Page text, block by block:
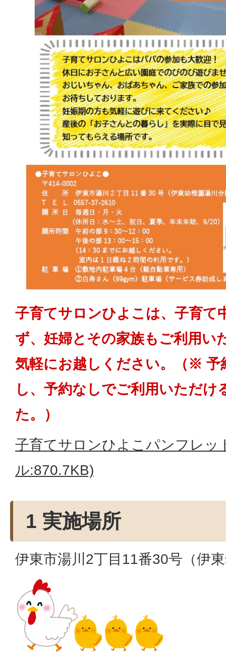
子育てサロンひよこは、子育て
ず、妊婦とその家族もご利用い
気軽にお越しください。（※ 予
し、予約なしでご利用いただけ
た。）
子育てサロンひよこパンフレッ
ル:870.7KB)
1 実施場所
伊東市湯川2丁目11番30号（伊